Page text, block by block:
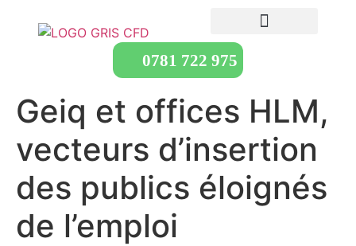
0781 722 975
Geiq et offices HLM,
vecteurs d’insertion
des publics éloignés
de l’emploi